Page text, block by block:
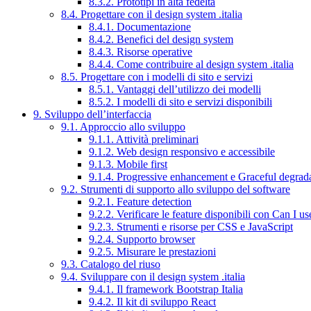
8.4. Progettare con il design system .italia
8.4.1. Documentazione
8.4.2. Benefici del design system
8.4.3. Risorse operative
8.4.4. Come contribuire al design system .italia
8.5. Progettare con i modelli di sito e servizi
8.5.1. Vantaggi dell’utilizzo dei modelli
8.5.2. I modelli di sito e servizi disponibili
9. Sviluppo dell’interfaccia
9.1. Approccio allo sviluppo
9.1.1. Attività preliminari
9.1.2. Web design responsivo e accessibile
9.1.3. Mobile first
9.1.4. Progressive enhancement e Graceful
9.2. Strumenti di supporto allo sviluppo del software
9.2.1. Feature detection
9.2.2. Verificare le feature disponibili con Can I
9.2.3. Strumenti e risorse per CSS e JavaScript
9.2.4. Supporto browser
9.2.5. Misurare le prestazioni
9.3. Catalogo del riuso
9.4. Sviluppare con il design system .italia
9.4.1. Il framework Bootstrap Italia
9.4.2. Il kit di sviluppo React